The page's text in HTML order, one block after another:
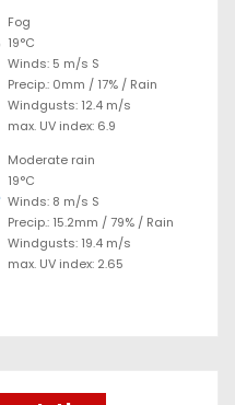
Fog
19°C
Winds: 5 m/s S
Precip.: 0mm / 17% / Rain
Windgusts: 12.4 m/s
max. UV index: 6.9
Moderate rain
19°C
Winds: 8 m/s S
Precip.: 15.2mm /79% / Rain
Windgusts: 19.4 m/s
max. UV index: 2.65